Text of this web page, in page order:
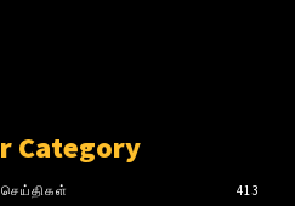
Category
413